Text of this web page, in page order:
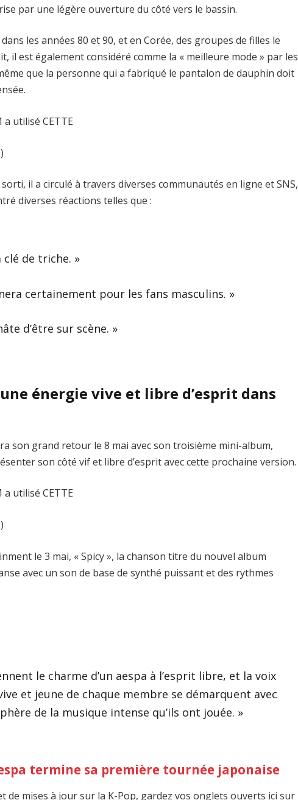
par une légère ouverture du côté vers le bassin.
les années 80 et 90, et en Corée, des groupes de filles le
il est également considéré comme la « meilleure mode » par les
que la personne qui a fabriqué le pantalon de dauphin doit
sorti, il a circulé à travers diverses communautés en ligne et SNS,
diverses réactions telles que :
clé de triche. »
certainement pour les fans masculins. »
d’être sur scène. »
énergie vive et libre d’esprit dans
son grand retour le 8 mai avec son troisième mini-album,
son côté vif et libre d’esprit avec cette prochaine version.
le 3 mai, « Spicy », la chanson titre du nouvel album
avec un son de base de synthé puissant et des rythmes
le charme d’un aespa à l’esprit libre, et la voix
et jeune de chaque membre se démarquent avec
de la musique intense qu’ils ont jouée. »
termine sa première tournée japonaise
de mises à jour sur la K-Pop, gardez vos onglets ouverts ici sur